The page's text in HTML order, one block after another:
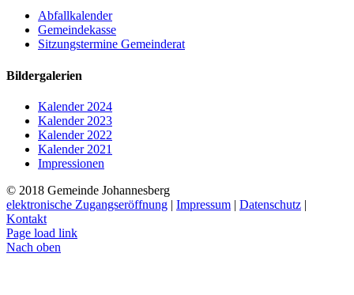
Abfallkalender
Gemeindekasse
Sitzungstermine Gemeinderat
Bildergalerien
Kalender 2024
Kalender 2023
Kalender 2022
Kalender 2021
Impressionen
© 2018 Gemeinde Johannesberg
elektronische Zugangseröffnung | Impressum | Datenschutz |
Kontakt
Page load link
Nach oben